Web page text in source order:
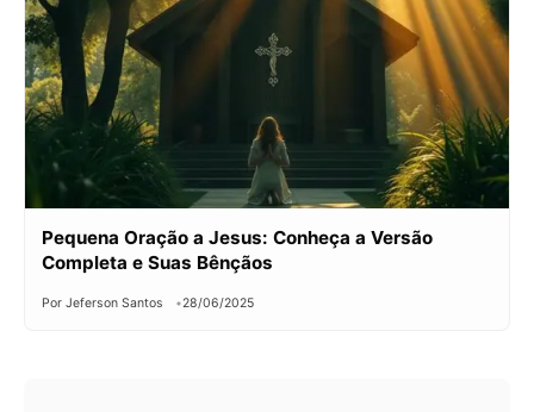
Pequena Oração a Jesus: Conheça a Versão
Completa e Suas Bênçãos
Por Jeferson Santos 28/06/2025